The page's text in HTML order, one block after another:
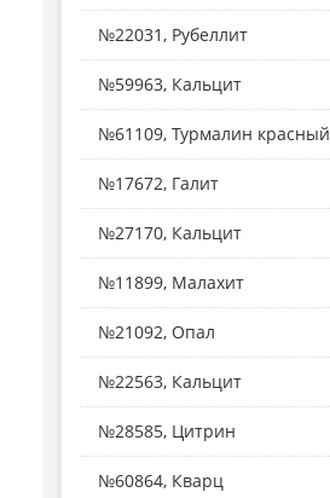
№22031, Рубеллит
№59963, Кальцит
№61109, Турмалин красный
№17672, Галит
№27170, Кальцит
№11899, Малахит
№21092, Опал
№22563, Кальцит
№28585, Цитрин
№60864, Кварц